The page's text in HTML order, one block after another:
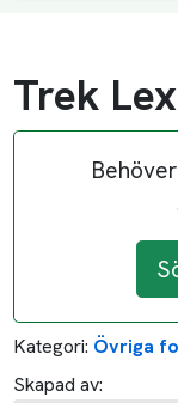
Trek
Kategori: Övriga
Skapad av: